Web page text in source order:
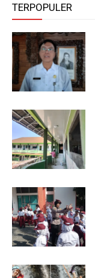
TERPOPULER